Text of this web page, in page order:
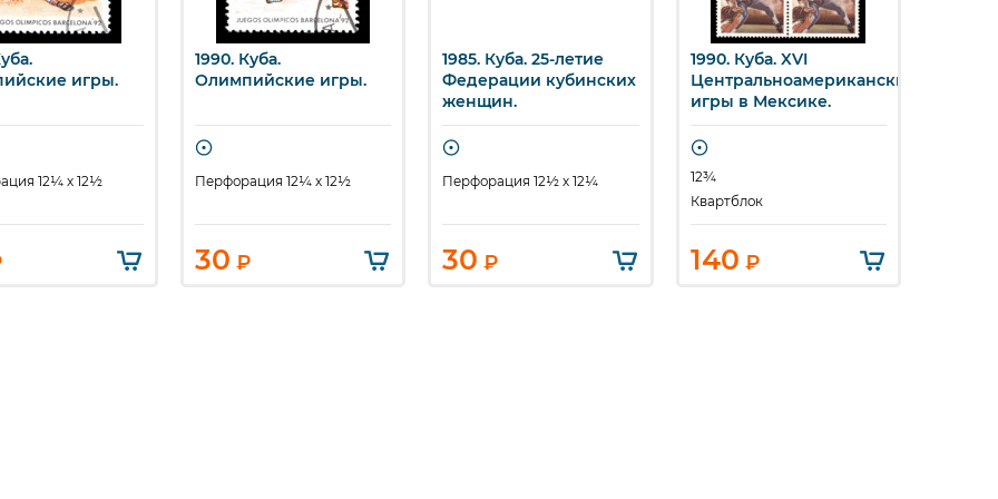
просмотр
игры.
12¼ x 12½
Быстрый просмотр
1990. Куба.
Олимпийские игры.
Перфорация 12¼ x 12½
30 ₽
Быстрый просмотр
1985. Куба. 25-летие
Федерации кубинских
женщин.
Перфорация 12½ x 12¼
30 ₽
Быстрый просмотр
1990. Куба. XVI
Центральноамериканские
игры в Мексике.
12¾
Квартблок
140 ₽